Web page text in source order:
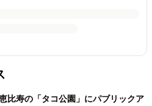
比寿の「タコ公園」にパブリックア